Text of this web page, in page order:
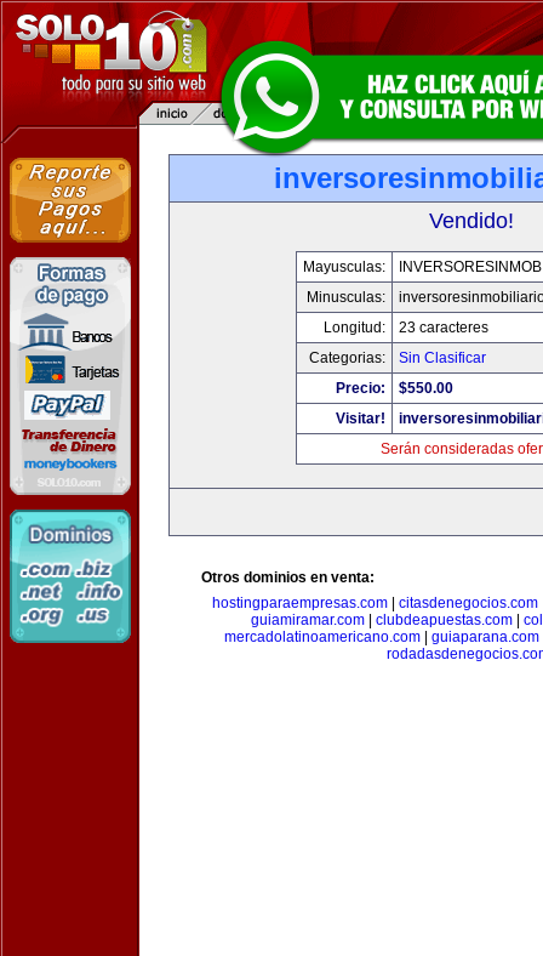
Vendido!
Mayusculas:
Minusculas:
Longitud:
23 caracteres
Categorias:
Sin Clasificar
Precio:
$550.00
Visitar!
Serán consideradas
Otros dominios en venta:
hostingparaempresas.com| citasdenegocios.com
guiamiramar.com
clubdeapuestas.com
mercadolatinoamericano.com| guiaparana.com